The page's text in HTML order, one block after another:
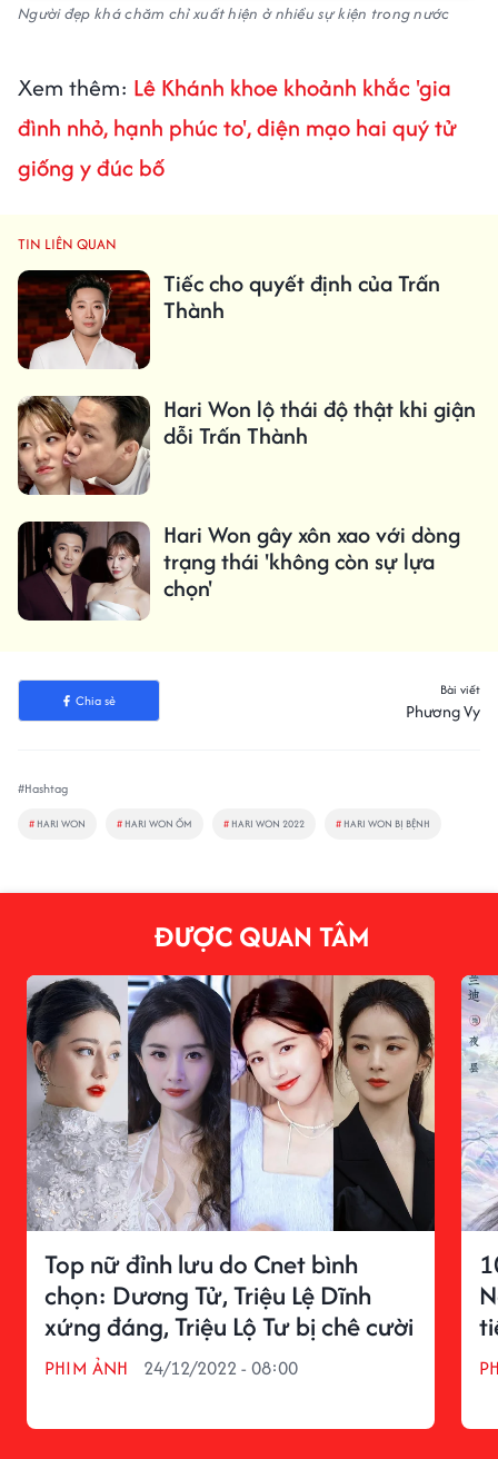
Người đẹp khá chăm chỉ xuất hiện ở nhiều sự kiện trong nước
Xem thêm: Lê Khánh khoe khoảnh khắc 'gia
đình nhỏ, hạnh phúc to', diện mạo hai quý tử
giống y đúc bố
TIN LIÊN QUAN
Tiếc cho quyết định của Trấn
Thành
Hari Won lộ thái độ thật khi giận
dỗi Trấn Thành
Hari Won gây xôn xao với dòng
trạng thái 'không còn sự lựa
chọn'
Chia sẻ
Bài viết
Phương Vy
#Hashtag
# HARI WON # HARI WON ỐM # HARI WON 2022 # HARI WON BỊ BỆNH
ĐƯỢC QUAN TÂM
Top nữ đỉnh lưu do Cnet bình
chọn: Dương Tử, Triệu Lệ Dĩnh
xứng đáng, Triệu Lộ Tư bị chê cười
PHIM ẢNH 24/12/2022 - 08:00